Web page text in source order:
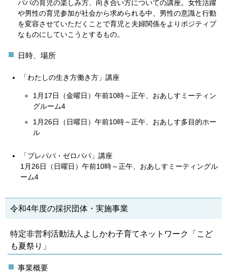
パパの育児の楽しみ方、向き合い方についての講座。女性活躍
や男性の育児参加が社会から求められる中、男性の意識と行動
を変容させていただくことで育児と夫婦関係をよりポジティブ
なものにしていこうとするもの。
日時、場所
「わたしの生き方働き方」講座
1月17日（金曜日）午前10時～正午、おあしすミーティン
グルーム4
1月26日（日曜日）午前10時～正午、おあしす多目的ホー
ル
「プレパパ・ゼロパパ」講座
1月26日（日曜日）午前10時～正午、おあしすミーティングル
ーム4
令和4年度の採択団体・実施事業
特定非営利活動法人よしかわ子育てネットワーク「こど
も夏祭り」
事業概要